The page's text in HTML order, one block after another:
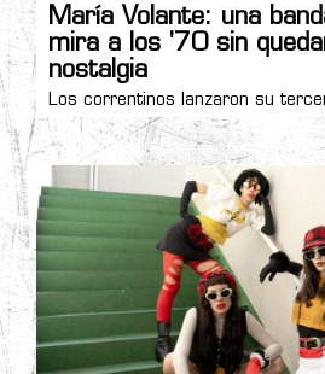
María Volante: una
mira a los '70 sin
nostalgia
Los correntinos lanzaron su